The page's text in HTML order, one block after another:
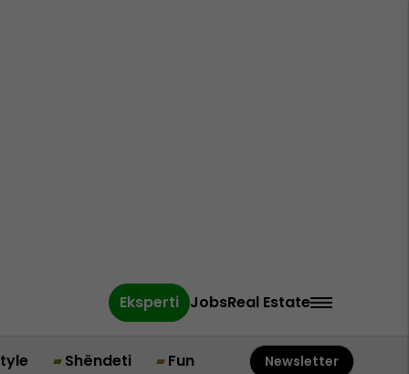
Eksperti JobsReal Estate
Shëndeti Fun Newsletter